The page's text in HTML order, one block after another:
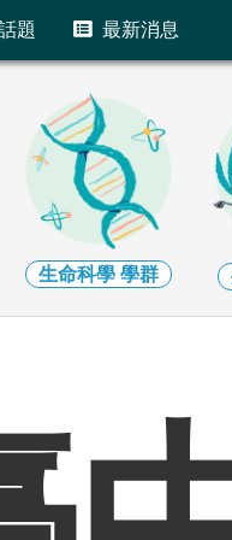
題 最新消息
生命科學 學群